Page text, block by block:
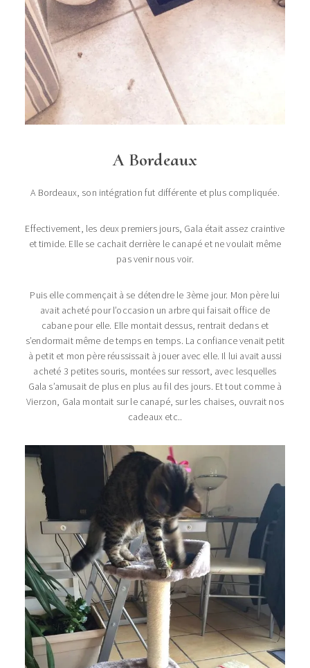
A Bordeaux
A Bordeaux, son intégration fut différente et plus compliquée.
Effectivement, les deux premiers jours, Gala était assez craintive
et timide. Elle se cachait derrière le canapé et ne voulait même
pas venir nous voir.
Puis elle commençait à se détendre le 3ème jour. Mon père lui
avait acheté pour l’occasion un arbre qui faisait office de
cabane pour elle. Elle montait dessus, rentrait dedans et
s’endormait même de temps en temps. La confiance venait petit
à petit et mon père réussissait à jouer avec elle. Il lui avait aussi
acheté 3 petites souris, montées sur ressort, avec lesquelles
Gala s’amusait de plus en plus au fil des jours. Et tout comme à
Vierzon, Gala montait sur le canapé, sur les chaises, ouvrait nos
cadeaux etc..